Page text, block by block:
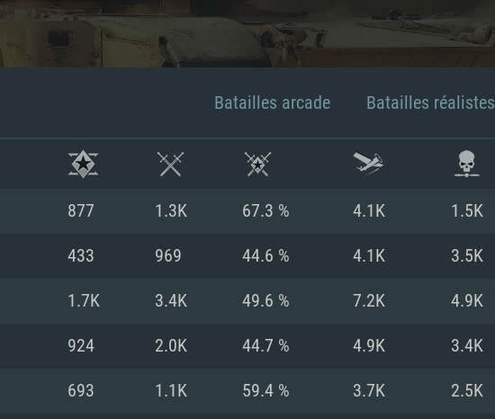
Batailles arcade Batailles réalistes
877 1.3K 67.3 % 4.1K 1.5K
433 969 44.6 % 4.1K 3.5K
1.7K 3.4K 49.6 % 7.2K 4.9K
924 2.0K 44.7 % 4.9K 3.4K
693 1.1K 59.4 % 3.7K 2.5K